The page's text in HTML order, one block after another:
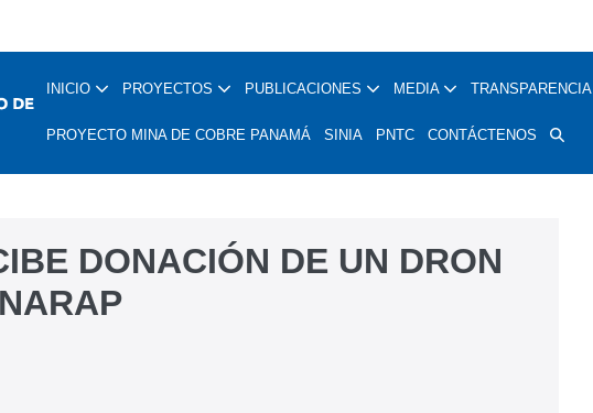
INICIO PROYECTOS PUBLICACIONES MEDIA TRANSPARENCIA
PROYECTO MINA DE COBRE PANAMÁ SINIA PNTC CONTÁCTENOS
DONACIÓN DE UN DRON